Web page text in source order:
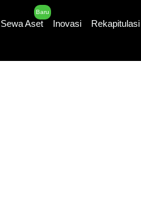
Sewa Aset
Baru
Inovasi Rekapitulasi